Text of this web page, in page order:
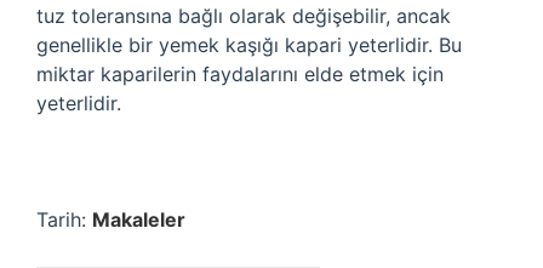
tuz toleransına bağlı olarak değişebilir, ancak
genellikle bir yemek kaşığı kapari yeterlidir. Bu
miktar kaparilerin faydalarını elde etmek için
yeterlidir.
Tarih: Makaleler